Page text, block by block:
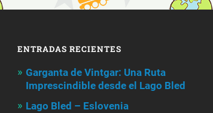
ENTRADAS RECIENTES
Garganta de Vintgar: Una Ruta
Imprescindible desde el Lago Bled
Lago Bled – Eslovenia